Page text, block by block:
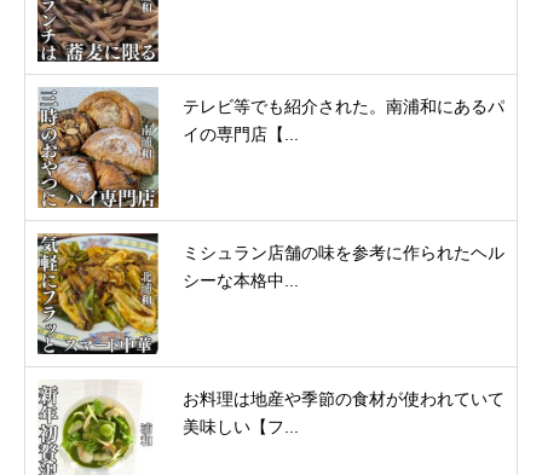
テレビ等でも紹介された。南浦和にあるパ
イの専門店【...
ミシュラン店舗の味を参考に作られたヘル
シーな本格中...
お料理は地産や季節の食材が使われていて
美味しい【フ...